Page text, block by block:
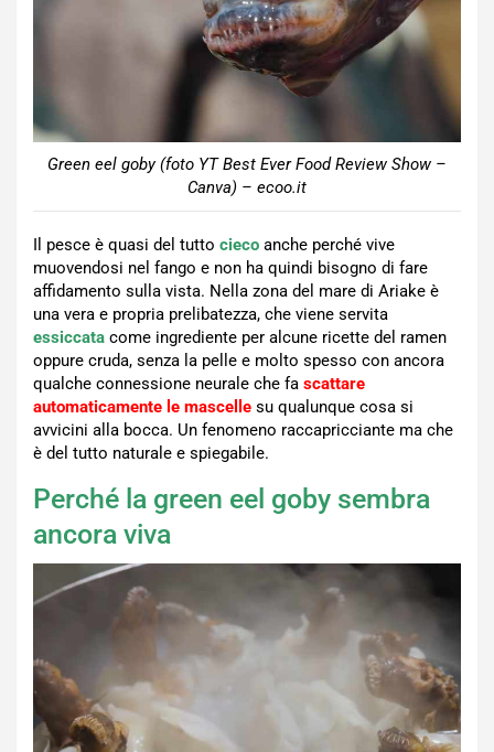
Green eel goby (foto YT Best Ever Food Review Show –
Canva) – ecoo.it
Il pesce è quasi del tutto cieco anche perché vive
muovendosi nel fango e non ha quindi bisogno di fare
affidamento sulla vista. Nella zona del mare di Ariake è
una vera e propria prelibatezza, che viene servita
essiccata come ingrediente per alcune ricette del ramen
oppure cruda, senza la pelle e molto spesso con ancora
qualche connessione neurale che fa scattare
automaticamente le mascelle su qualunque cosa si
avvicini alla bocca. Un fenomeno raccapricciante ma che
è del tutto naturale e spiegabile.
Perché la green eel goby sembra
ancora viva